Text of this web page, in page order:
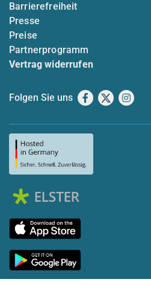
Barrierefreiheit
Presse
Preise
Partnerprogramm
Vertrag widerrufen
Folgen Sie uns Facebook
X